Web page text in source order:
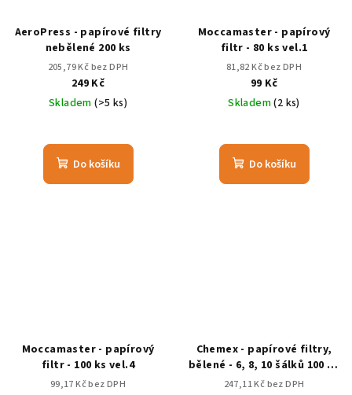
AeroPress - papírové filtry
nebělené 200 ks
205,79 Kč bez DPH
249 Kč
Skladem(>5 ks)
Do košíku
Moccamaster - papírový
filtr - 80 ks vel.1
81,82 Kč bez DPH
99 Kč
Skladem(2 ks)
Do košíku
Moccamaster - papírový
filtr - 100 ks vel.4
99,17 Kč bez DPH
Chemex - papírové filtry,
bělené - 6, 8, 10 šálků 100 ks
kulaté
247,11 Kč bez DPH